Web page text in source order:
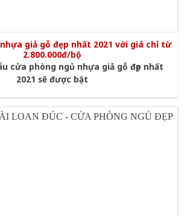
giả gỗ đẹp nhất 2021 với giá chỉ từ
2.800.000đ/bộ
cửa phòng ngủ nhựa giả gỗ đẹp nhất
2021 sẽ được bật